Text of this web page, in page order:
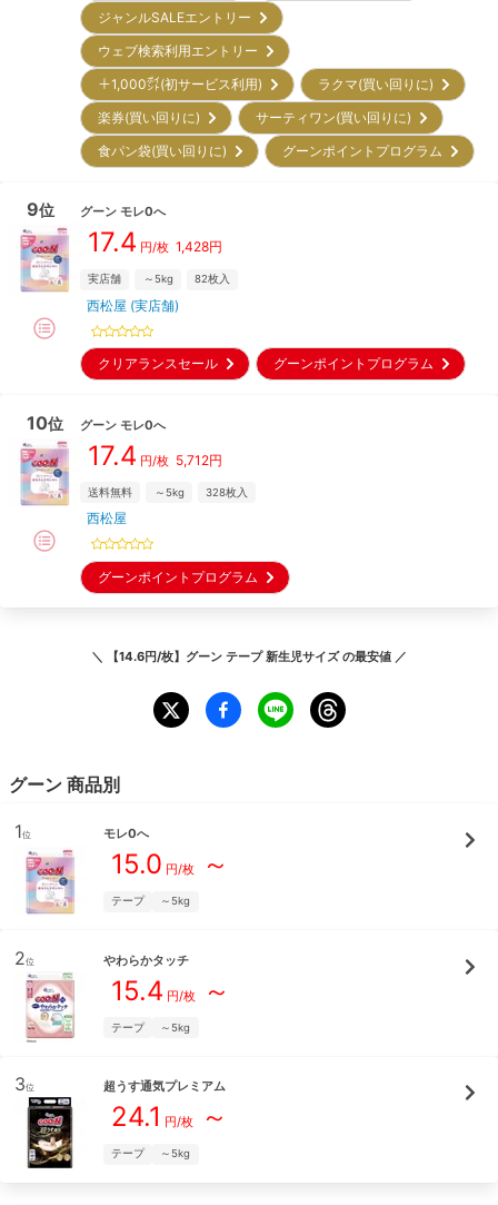
ジャンルSALEエントリー
ウェブ検索利用エントリー
＋1,000㌽(初サービス利用)
ラクマ(買い回りに)
楽券(買い回りに)
サーティワン(買い回りに)
食パン袋(買い回りに)
グーンポイントプログラム
9位 グーン モレ0へ
17.4 円/枚 1,428円
実店舗 ～5kg 82枚入
西松屋 (実店舗)
クリアランスセール グーンポイントプログラム
10位 グーン モレ0へ
17.4 円/枚 5,712円
送料無料 ～5kg 328枚入
西松屋
グーンポイントプログラム
＼ 【14.6円/枚】グーン テープ 新生児サイズの最安値 ／
グーン 商品別
1位 モレ0へ
15.0 円/枚～
テープ ～5kg
2位 やわらかタッチ
15.4 円/枚～
テープ ～5kg
3位 超うす通気プレミアム
24.1 円/枚～
テープ ～5kg